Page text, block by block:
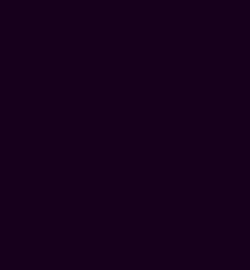
wenigen Wochen sind Deine
sie uns zu Beginn der
angeschaut haben. Voller
Du jetzt in die Welt heraus­
Lächeln zeigen. Viel Spaß